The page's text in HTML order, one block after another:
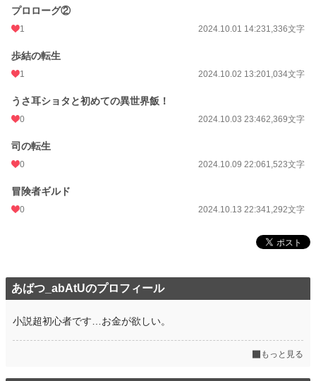
る。
？？？
2人をこの世界に連れてきた何か。正体も存在もどこか不透明で掴めない。
どこからか聞こえる声は男にも女にも聞こえるような独特の声で、度々助言2人
この小説は初めて書くBLの異世界転生作品ですのでお手柔らかにお願いいたし
魔法やスキル、種族に関しては著者の解釈と想像をそのまま書いていますので、
少々おかしな所があってもお許しください。
投稿ペースは不定期となっています。
BL 31,440 位 / 31,440 件
お気に入り 29
プロローグ②
1 2024.10.01 14:231,336文字
歩結の転生
1 2024.10.02 13:201,034文字
うさ耳ショタと初めての異世界飯！
0 2024.10.03 23:462,369文字
司の転生
0 2024.10.09 22:061,523文字
冒険者ギルド
0 2024.10.13 22:341,292文字
あばつ_abAtUのプロフィール
小説超初心者です…お金が欲しい。
もっと見る